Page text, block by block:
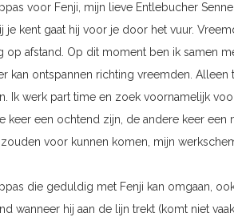
voor Fenji, mijn lieve Entlebucher
je kent gaat hij voor je door het vuur.
op afstand. Op dit moment ben ik samen
kan ontspannen richting vreemden.
Ik werk part time en zoek voornamelijk
keer een ochtend zijn, de andere keer
voor kunnen komen, mijn
die geduldig met Fenji kan omgaan,
wanneer hij aan de lijn trekt (komt niet